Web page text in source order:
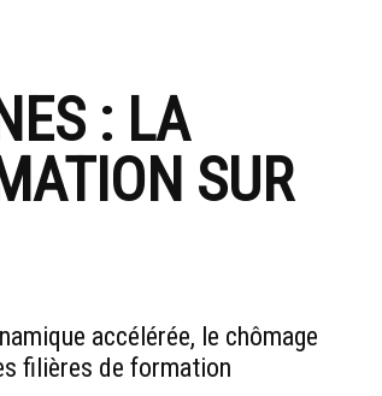
: LA
SUR
accélérée, le chômage
filières de formation